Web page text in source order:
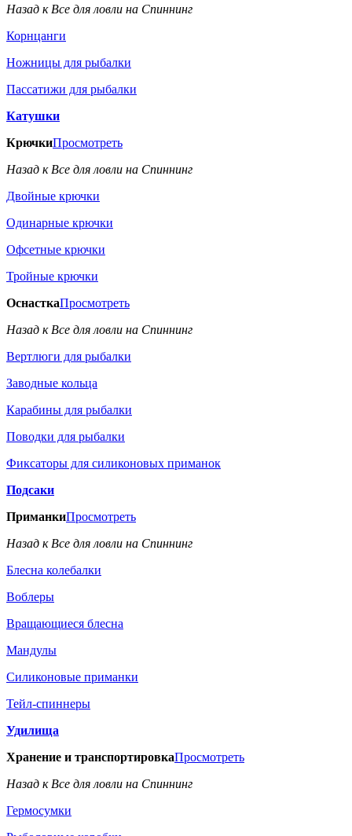
Назад к Все для ловли на Спиннинг
Корнцанги
Ножницы для рыбалки
Пассатижи для рыбалки
Катушки
КрючкиПросмотреть
Назад к Все для ловли на Спиннинг
Двойные крючки
Одинарные крючки
Офсетные крючки
Тройные крючки
ОснасткаПросмотреть
Назад к Все для ловли на Спиннинг
Вертлюги для рыбалки
Заводные кольца
Карабины для рыбалки
Поводки для рыбалки
Фиксаторы для силиконовых приманок
Подсаки
ПриманкиПросмотреть
Назад к Все для ловли на Спиннинг
Блесна колебалки
Воблеры
Вращающиеся блесна
Мандулы
Силиконовые приманки
Тейл-спиннеры
Удилища
Хранение и транспортировкаПросмотреть
Назад к Все для ловли на Спиннинг
Гермосумки